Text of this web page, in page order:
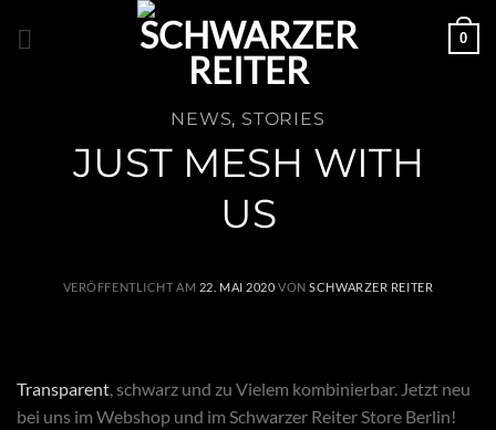
0
NEWS, STORIES
JUST MESH WITH
US
VERÖFFENTLICHT AM 22. MAI 2020 VONSCHWARZER REITER
Transparent, schwarz und zu Vielem kombinierbar. Jetzt neu
bei uns im Webshop und im Schwarzer Reiter Store Berlin!